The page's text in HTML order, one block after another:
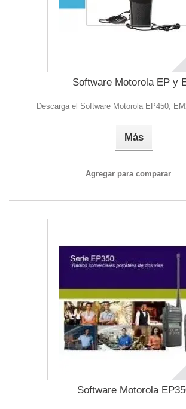
Software Motorola EP y
Descarga el Software Motorola EP450,
Más
Agregar para comparar
Software Motorola